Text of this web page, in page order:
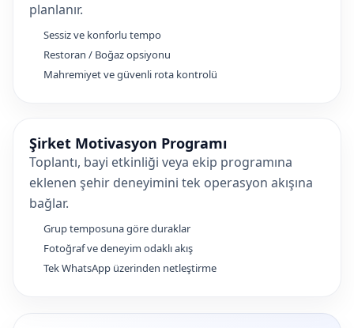
planlanır.
Sessiz ve konforlu tempo
Restoran / Boğaz opsiyonu
Mahremiyet ve güvenli rota kontrolü
Şirket Motivasyon Programı
Toplantı, bayi etkinliği veya ekip programına
eklenen şehir deneyimini tek operasyon akışına
bağlar.
Grup temposuna göre duraklar
Fotoğraf ve deneyim odaklı akış
Tek WhatsApp üzerinden netleştirme